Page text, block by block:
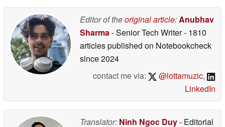
Editor of theoriginal article:Anubhav
Sharma- Senior Tech Writer- 1810
articles published on Notebookcheck
since 2024
contact me via:
@lottamuzic,
LinkedIn
Translator: Ninh Ngoc Duy- Editorial